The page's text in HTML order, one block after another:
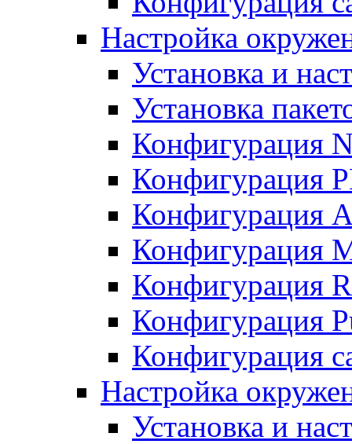
Настройка
Установка и
Установка
Конфигурация
Конфигурация
Конфигурация
Конфигурация
Конфигурация
Конфигурация
Конфигурация
Настройка
Установка и